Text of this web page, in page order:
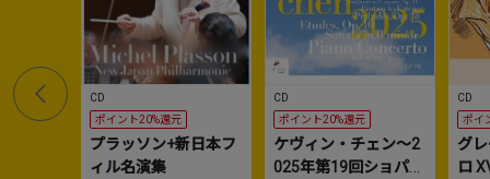
CD
ポイント20%還元
プラッソン+新日本フ
ィル名演集
CD
ポイント20%還元
ケヴィン・チェン～2
025年第19回ショパン
CD
ポイ
グ
ロ